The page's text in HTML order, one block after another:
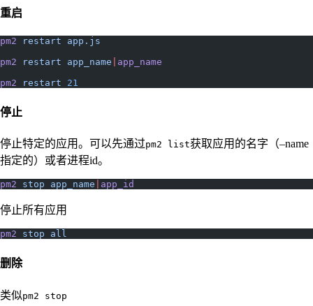
重启
pm2 restart app.js
pm2 restart app_name
app_name
pm2 restart 21
停止
停止特定的应用。可以先通过pm2 list获取应用的名字（–name
指定的）或者进程id。
pm2 stop app_name app_id
停止所有应用
pm2 stop all
删除
类似pm2 stop